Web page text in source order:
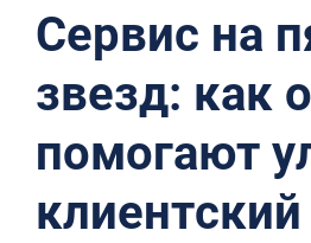
Сервис на
звезд: как
помогают